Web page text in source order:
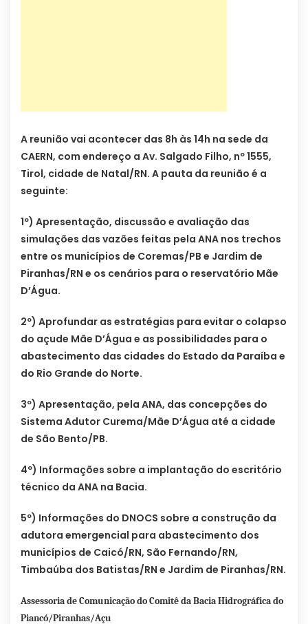
A reunião vai acontecer das 8h às 14h na sede da
CAERN, com endereço a Av. Salgado Filho, nº 1555,
Tirol, cidade de Natal/RN. A pauta da reunião é a
seguinte:
1º) Apresentação, discussão e avaliação das
simulações das vazões feitas pela ANA nos trechos
entre os municípios de Coremas/PB e Jardim de
Piranhas/RN e os cenários para o reservatório Mãe
D’Água.
2º) Aprofundar as estratégias para evitar o colapso
do açude Mãe D’Água e as possibilidades para o
abastecimento das cidades do Estado da Paraíba e
do Rio Grande do Norte.
3º) Apresentação, pela ANA, das concepções do
Sistema Adutor Curema/Mãe D’Água até a cidade
de São Bento/PB.
4º) Informações sobre a implantação do escritório
técnico da ANA na Bacia.
5º) Informações do DNOCS sobre a construção da
adutora emergencial para abastecimento dos
municípios de Caicó/RN, São Fernando/RN,
Timbaúba dos Batistas/RN e Jardim de Piranhas/RN.
Assessoria de Comunicação do Comitê da Bacia Hidrográfica do
Piancó/Piranhas/Açu